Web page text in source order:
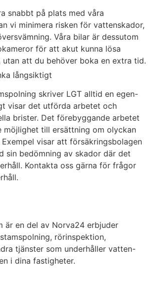
snabbt på plats med våra
vi minimera risken för vattenskador,
Våra bilar är dessutom
för att akut kunna lösa
utan att du behöver boka en extra tid.
långsiktigt
skriver LGT alltid en egen-
visar det utförda arbetet och
brister. Det förebyggande arbetet
möjlighet till ersättning om olyckan
visar att försäkringsbolagen
sin bedömning av skador där det
Kontakta oss gärna för frågor
är en del av Norva24 erbjuder
rörinspektion,
tjänster som underhåller vatten-
i dina fastigheter.